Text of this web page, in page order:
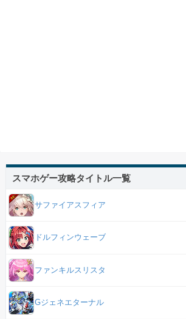
スマホゲー攻略タイトル一覧
サファイアスフィア
ドルフィンウェーブ
ファンキルスリスタ
Gジェネエターナル